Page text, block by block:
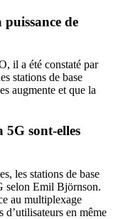
de
il a été constaté par
stations de base
augmente et que la
5G sont-elles
les stations de base
selon Emil Björnson.
au multiplexage
d’utilisateurs en même